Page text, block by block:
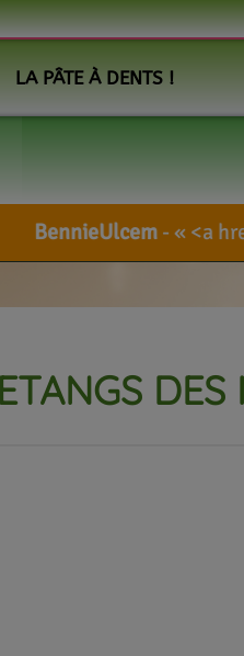
LA PÂTE À DENTS !
<a href=http://forex-
DES